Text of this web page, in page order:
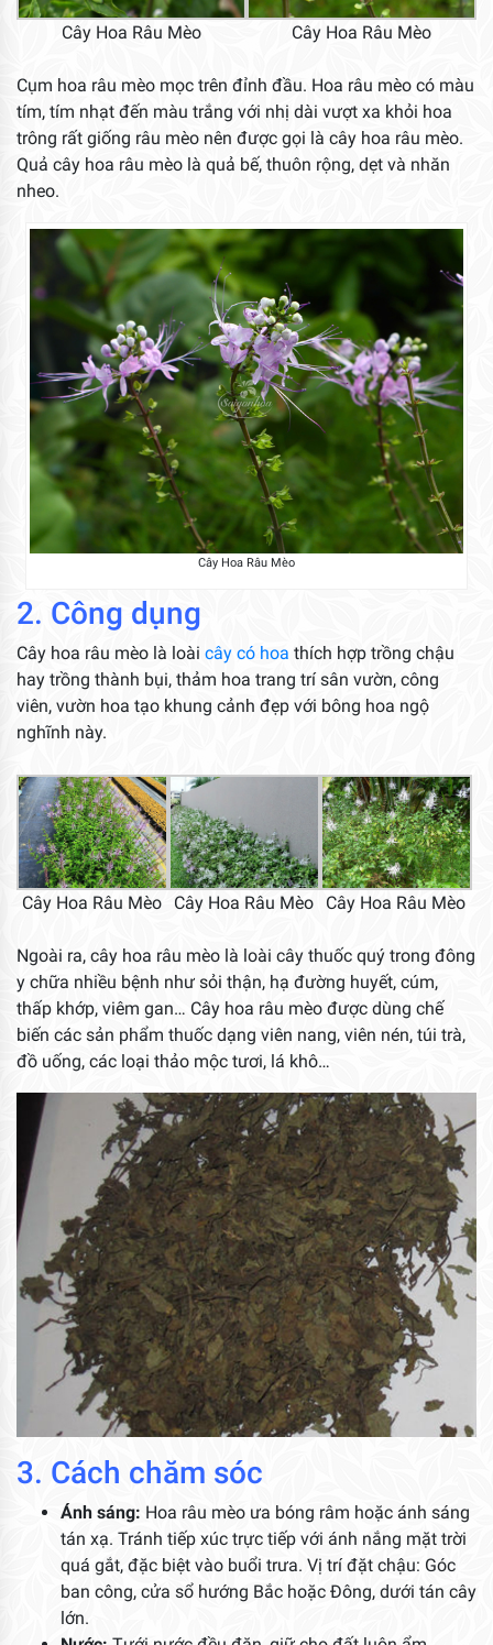
Cây Hoa Râu Mèo Cây Hoa Râu Mèo
Cụm hoa râu mèo mọc trên đỉnh đầu. Hoa râu mèo có màu
tím, tím nhạt đến màu trắng với nhị dài vượt xa khỏi hoa
trông rất giống râu mèo nên được gọi là cây hoa râu mèo.
Quả cây hoa râu mèo là quả bế, thuôn rộng, dẹt và nhăn
nheo.
Cây Hoa Râu Mèo
2. Công dụng
Cây hoa râu mèo là loài cây có hoa thích hợp trồng chậu
hay trồng thành bụi, thảm hoa trang trí sân vườn, công
viên, vườn hoa tạo khung cảnh đẹp với bông hoa ngộ
nghĩnh này.
Cây Hoa Râu Mèo Cây Hoa Râu Mèo Cây Hoa Râu Mèo
Ngoài ra, cây hoa râu mèo là loài cây thuốc quý trong đông
y chữa nhiều bệnh như sỏi thận, hạ đường huyết, cúm,
thấp khớp, viêm gan… Cây hoa râu mèo được dùng chế
biến các sản phẩm thuốc dạng viên nang, viên nén, túi trà,
đồ uống, các loại thảo mộc tươi, lá khô…
3. Cách chăm sóc
Ánh sáng: Hoa râu mèo ưa bóng râm hoặc ánh sáng
tán xạ. Tránh tiếp xúc trực tiếp với ánh nắng mặt trời
quá gắt, đặc biệt vào buổi trưa. Vị trí đặt chậu: Góc
ban công, cửa sổ hướng Bắc hoặc Đông, dưới tán cây
lớn.